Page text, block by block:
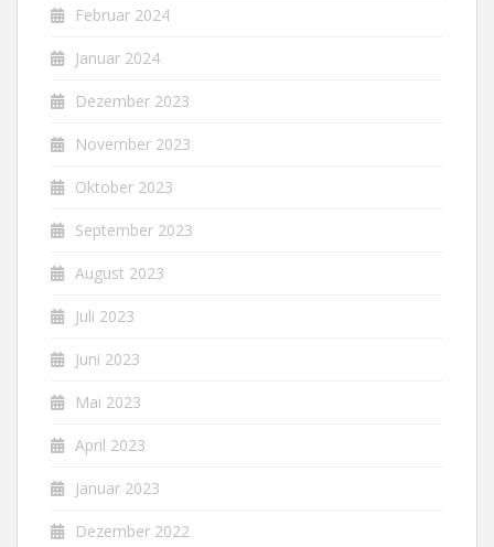
Februar 2024
Januar 2024
Dezember 2023
November 2023
Oktober 2023
September 2023
August 2023
Juli 2023
Juni 2023
Mai 2023
April 2023
Januar 2023
Dezember 2022